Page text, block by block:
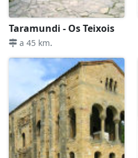
Taramundi - Os Teixois
a 45 km.